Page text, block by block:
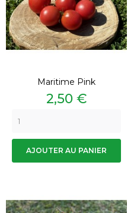
Maritime Pink
Prix
2,50 €
AJOUTER AU PANIER